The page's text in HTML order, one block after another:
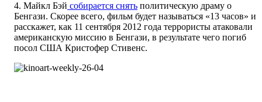
4. Майкл Бэй собирается снять политическую драму о
Бенгази. Скорее всего, фильм будет называться «13 часов» и
расскажет, как 11 сентября 2012 года террористы атаковали
американскую миссию в Бенгази, в результате чего погиб
посол США Кристофер Стивенс.